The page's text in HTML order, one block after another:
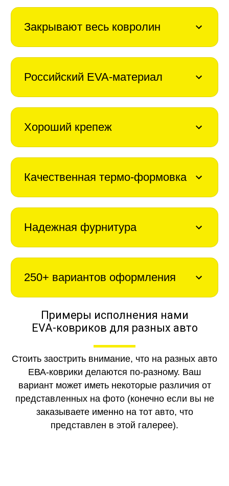
Закрывают весь ковролин
Российский EVA-материал
Хороший крепеж
Качественная термо-формовка
Надежная фурнитура
250+ вариантов оформления
Примеры исполнения нами
EVA-ковриков для разных авто
Стоить заострить внимание, что на разных авто
ЕВА-коврики делаются по-разному. Ваш
вариант может иметь некоторые различия от
представленных на фото (конечно если вы не
заказываете именно на тот авто, что
представлен в этой галерее).